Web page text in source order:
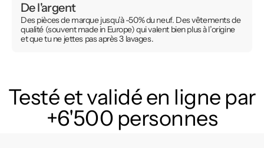
De l'argent
Des pièces de marque jusqu’à -50% du neuf. Des vêtements de
qualité (souvent made in Europe) qui valent bien plus à l’origine
et que tu ne jettes pas après 3 lavages.
Testé et validé en ligne par
+6'500 personnes